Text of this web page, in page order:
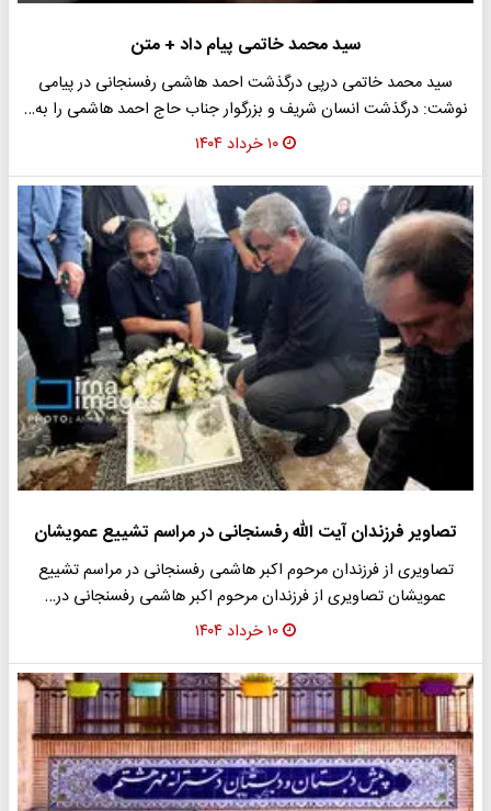
سید محمد خاتمی پیام داد + متن
سید محمد خاتمی درپی درگذشت احمد هاشمی رفسنجانی در پیامی
نوشت: درگذشت انسان شریف و بزرگوار جناب حاج احمد هاشمی را به…
۱۰ خرداد ۱۴۰۴
تصاویر فرزندان آیت الله رفسنجانی در مراسم تشییع عمویشان
تصاویری از فرزندان مرحوم اکبر هاشمی رفسنجانی در مراسم تشییع
عمویشان تصاویری از فرزندان مرحوم اکبر هاشمی رفسنجانی در…
۱۰ خرداد ۱۴۰۴